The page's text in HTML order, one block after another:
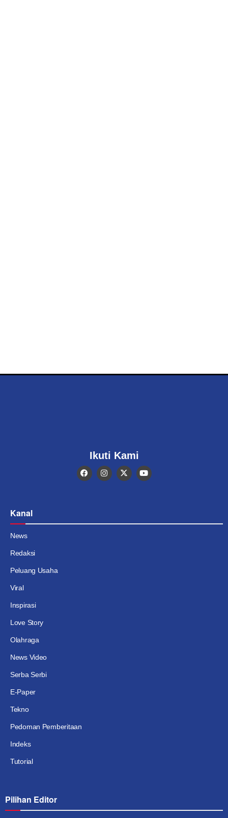
Ikuti Kami
Kanal
News
Redaksi
Peluang Usaha
Viral
Inspirasi
Love Story
Olahraga
News Video
Serba Serbi
E-Paper
Tekno
Pedoman Pemberitaan
Indeks
Tutorial
Pilihan Editor